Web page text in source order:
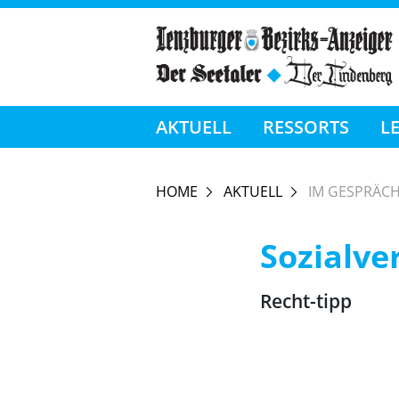
AKTUELL RESSORTS
HOME AKTUELL IM
Recht-tipp